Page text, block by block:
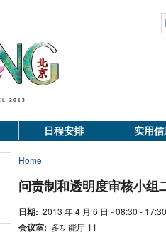
日程安排 实用
Home
问责制和透明度审核小组
日期: 2013 年 4 月 6 日 - 08:30 - 17:30
会议室: 多功能厅 11